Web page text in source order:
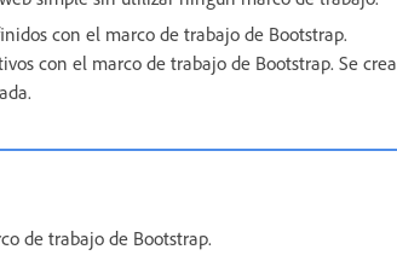
con el marco de trabajo de Bootstrap.
con el marco de trabajo de Bootstrap. Se crea
de trabajo de Bootstrap.